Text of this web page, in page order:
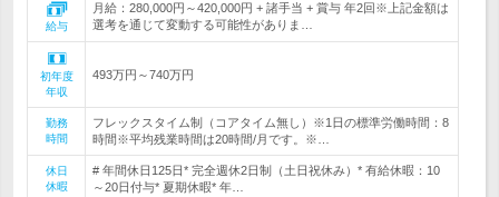
給与
月給：280,000円～420,000円 + 諸手当 + 賞与 年2回※上記金額は
選考を通じて変動する可能性がありま…
初年度
年収
493万円～740万円
勤務
時間
フレックスタイム制（コアタイム無し）※1日の標準労働時間：8
時間※平均残業時間は20時間/月です。※…
休日
休暇
# 年間休日125日* 完全週休2日制（土日祝休み）* 有給休暇：10
～20日付与* 夏期休暇* 年…